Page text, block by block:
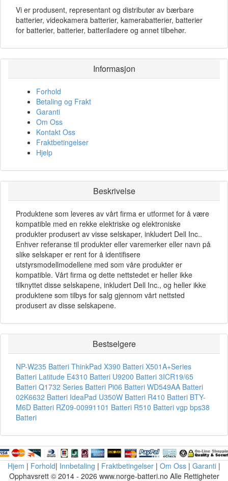
Vi er produsent, representant og distributør av bærbare
batterier, videokamera batterier, kamerabatterier, batterier
for batterier, batterier, batteriladere og annet tilbehør.
Informasjon
Forhold
Betaling og Frakt
Garanti
Om Oss
Kontakt Oss
Fraktbetingelser
Hjelp
Beskrivelse
Produktene som leveres av vårt firma er utformet for å være
kompatible med en rekke elektriske og elektroniske
produkter produsert av visse selskaper, inkludert Dell Inc..
Enhver referanse til produkter eller varemerker eller navn på
slike selskaper er rent for å identifisere
utstyrsmodellmodellene med som våre produkter er
kompatible. Vårt firma og dette nettstedet er heller ikke
tilknyttet disse selskapene, inkludert Dell Inc., og heller ikke
produktene som tilbys for salg gjennom vårt nettsted
produsert av disse selskapene.
Bestselgere
NP-W235 Batteri ThinkPad X390 Batteri X501A+Series
Batteri Latitude E4310 Batteri U9200 Batteri 3ICR19/65
Batteri Q1732 Series Batteri Pi06 Batteri WD549AA Batteri
02K6632 Batteri IdeaPad U350W Batteri R410 Batteri BTY-
M6D Batteri RZ09-00991101 Batteri R510 Batteri vgp bps38
Batteri
Hjem | Forhold| Innbetaling | Fraktbetingelser | Om Oss | Garanti |
Opphavsrett © 2014 - 2026 www.norge-batteri.no Alle Rettigheter